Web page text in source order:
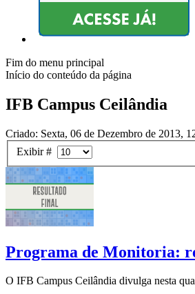
Fim do menu principal
Início do conteúdo da página
IFB Campus Ceilândia
Criado: Sexta, 06 de Dezembro de 2013,
Exibir #
Programa de Monitoria:
O IFB Campus Ceilândia divulga nesta